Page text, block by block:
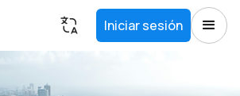
Iniciar sesión